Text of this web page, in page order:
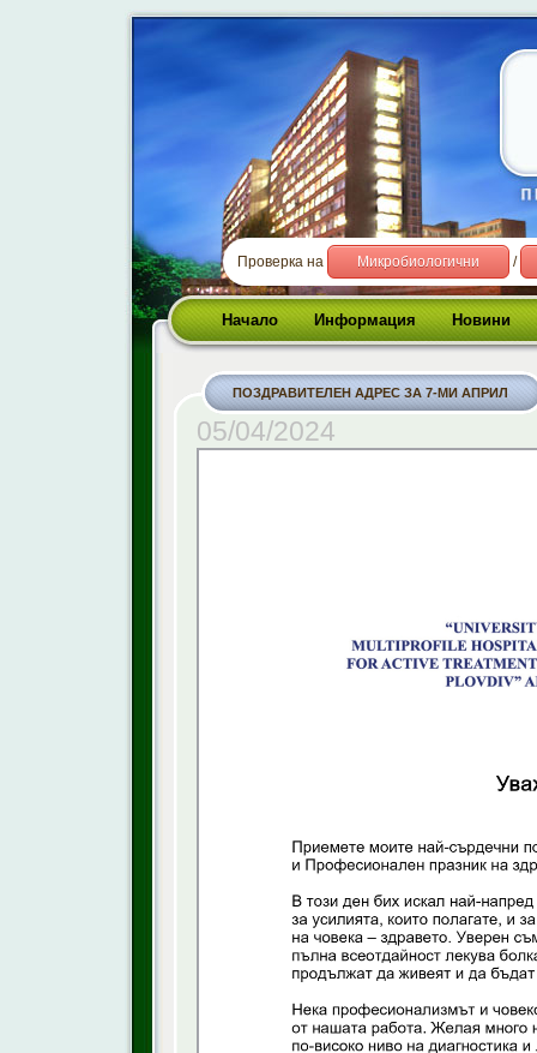
Проверка на Микробиологични /
Начало Информация Новини
ПОЗДРАВИТЕЛЕН АДРЕС ЗА 7-МИ АПРИЛ
05/04/2024